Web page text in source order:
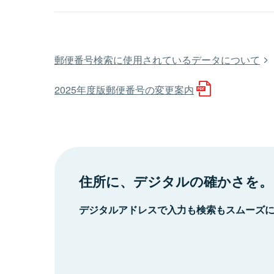
郵便番号検索に使用されているデータについて
2025年度版郵便番号の変更案内
住所に、デジタルの確かさを。
デジタルアドレスで入力も検索もスムーズ